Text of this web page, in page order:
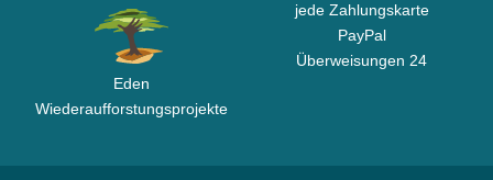
Eden
Wiederaufforstungsprojekte
jede Zahlungskarte
PayPal
Überweisungen 24